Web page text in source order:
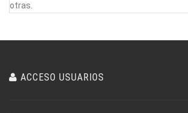
otras.
ACCESO USUARIOS